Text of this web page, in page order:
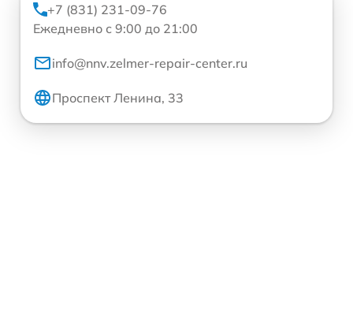
+7 (831) 231-09-76
Ежедневно с 9:00 до 21:00
info@nnv.zelmer-repair-center.ru
Проспект Ленина, 33